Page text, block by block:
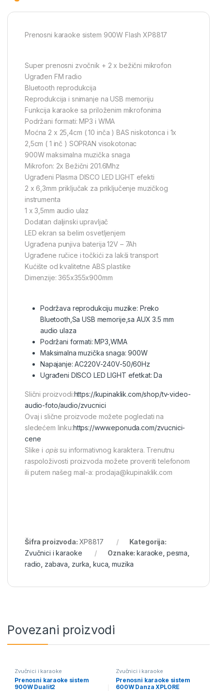
Prenosni karaoke sistem 900W Flash XP8817
Super prenosni zvočnik + 2 x bežični mikrofon
Ugrađen FM radio
Bluetooth reprodukcija
Reprodukcija i snimanje na USB memoriju
Funkcija karaoke sa priloženim mikrofonima
Podržani formati: MP3 i WMA
Moćna 2 x 25,4cm ( 10 inča ) BAS niskotonca i 1x
2,5cm ( 1 inč ) SOPRAN visokotonac
900W maksimalna muzička snaga
Mikrofon: 2x Bežični 201.6Mhz
Ugrađeni Plasma DISCO LED LIGHT efekti
2 x 6,3mm priključak za priključenje muzičkog
instrumenta
1 x 3,5mm audio ulaz
Dodatan daljinski upravljač
LED ekran sa belim osvetljenjem
Ugrađena punjiva baterija 12V – 7Ah
Ugrađene ručice i točkići za lakši transport
Kućište od kvalitetne ABS plastike
Dimenzije: 365x355x900mm
Podržava reprodukciju muzike: Preko
Bluetooth,Sa USB memorije,sa AUX 3.5 mm
audio ulaza
Podržani formati: MP3,WMA
Maksimalna muzička snaga: 900W
Napajanje: AC220V-240V-50/60Hz
Ugrađeni DISCO LED LIGHT efetkat: Da
Slični proizvodi:https://kupinaklik.com/shop/tv-video-
audio-foto/audio/zvucnici
Ovaj i slične proizvode možete pogledati na
sledećem linku:https://www.eponuda.com/zvucnici-
cene
Slike i opissu informativnog karaktera. Trenutnu
raspoloživosti proizvoda možete proveriti telefonom
ili putem našeg mail-a: prodaja@kupinaklik.com
Šifra proizvoda: XP8817
Kategorija:
Zvučnici i karaoke
Oznake:karaoke pesma
radio zabava zurka kuca ,muzika
Povezani proizvodi
Zvučnici i karaoke
Prenosni karaoke sistem
900W Dualit2
Zvučnici i karaoke
Prenosni karaoke sistem
600W Danza XPLORE